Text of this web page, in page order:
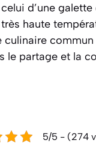
d’une
haute
culinaire commun
le partage et la
5/5 - (274